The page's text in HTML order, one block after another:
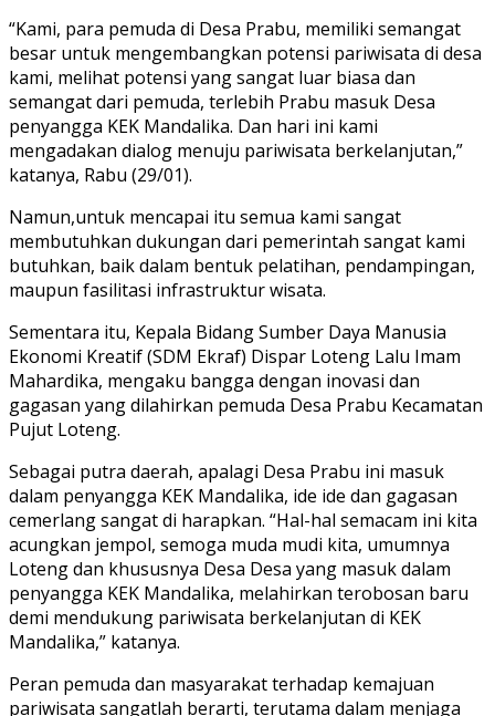
“Kami, para pemuda di Desa Prabu, memiliki semangat
besar untuk mengembangkan potensi pariwisata di desa
kami, melihat potensi yang sangat luar biasa dan
semangat dari pemuda, terlebih Prabu masuk Desa
penyangga KEK Mandalika. Dan hari ini kami
mengadakan dialog menuju pariwisata berkelanjutan,”
katanya, Rabu (29/01).
Namun,untuk mencapai itu semua kami sangat
membutuhkan dukungan dari pemerintah sangat kami
butuhkan, baik dalam bentuk pelatihan, pendampingan,
maupun fasilitasi infrastruktur wisata.
Sementara itu, Kepala Bidang Sumber Daya Manusia
Ekonomi Kreatif (SDM Ekraf) Dispar Loteng Lalu Imam
Mahardika, mengaku bangga dengan inovasi dan
gagasan yang dilahirkan pemuda Desa Prabu Kecamatan
Pujut Loteng.
Sebagai putra daerah, apalagi Desa Prabu ini masuk
dalam penyangga KEK Mandalika, ide ide dan gagasan
cemerlang sangat di harapkan. “Hal-hal semacam ini kita
acungkan jempol, semoga muda mudi kita, umumnya
Loteng dan khususnya Desa Desa yang masuk dalam
penyangga KEK Mandalika, melahirkan terobosan baru
demi mendukung pariwisata berkelanjutan di KEK
Mandalika,” katanya.
Peran pemuda dan masyarakat terhadap kemajuan
pariwisata sangatlah berarti, terutama dalam menjaga